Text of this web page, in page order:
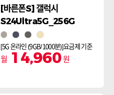
[바른폰S] 갤럭시
S24Ultra5G_256G
티타늄 그레이
티타늄 바이올렛
티타늄 블랙티타늄 옐로우
[5G 온라인 (9GB/1000분)]요금제 기준
월 14,960원